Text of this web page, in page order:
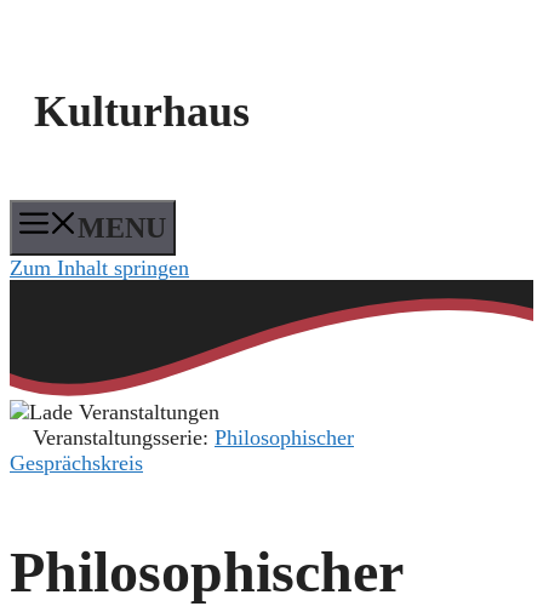
Kulturhaus
MENU
Zum Inhalt springen
Veranstaltungsserie: Philosophischer
Gesprächskreis
Philosophischer